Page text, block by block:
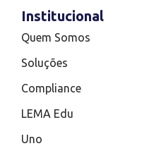
Institucional
Quem Somos
Soluções
Compliance
LEMA Edu
Uno